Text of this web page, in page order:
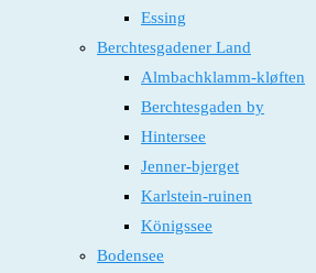
Essing
Berchtesgadener Land
Almbachklamm-kløften
Berchtesgaden by
Hintersee
Jenner-bjerget
Karlstein-ruinen
Königssee
Bodensee